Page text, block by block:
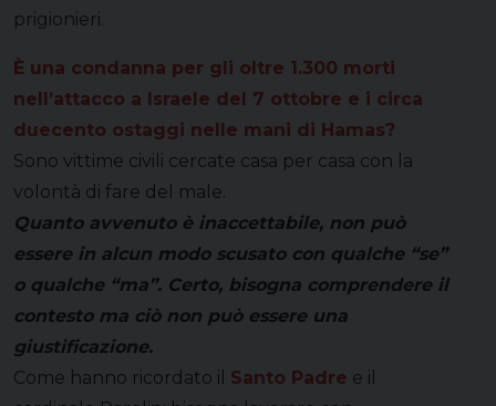
prigionieri.
È una condanna per gli oltre 1.300 morti
nell’attacco a Israele del 7 ottobre e i circa
duecento ostaggi nelle mani di Hamas?
Sono vittime civili cercate casa per casa con la
volontà di fare del male.
Quanto avvenuto è inaccettabile, non può
essere in alcun modo scusato con qualche “se”
o qualche “ma”. Certo, bisogna comprendere il
contesto ma ciò non può essere una
giustificazione.
Come hanno ricordato il Santo Padre e il